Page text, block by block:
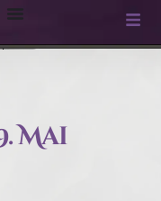
Mai